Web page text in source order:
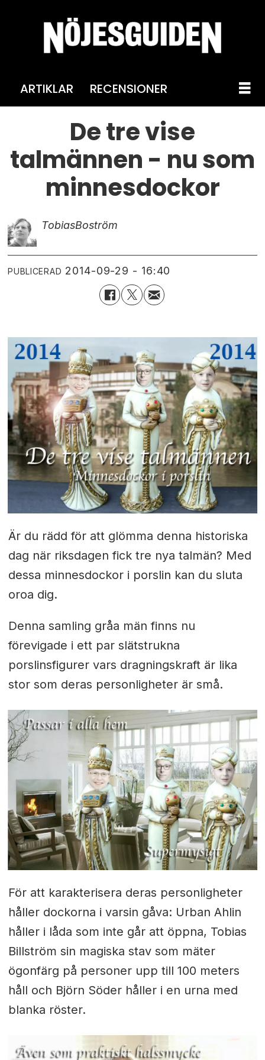
ARTIKLAR RECENSIONER
De tre vise
talmännen - nu som
minnesdockor
TobiasBoström
PUBLICERAD 2014-09-29 - 16:40
Är du rädd för att glömma denna historiska
dag när riksdagen fick tre nya talmän? Med
dessa minnesdockor i porslin kan du sluta
oroa dig.
Denna samling gråa män finns nu
förevigade i ett par slätstrukna
porslinsfigurer vars dragningskraft är lika
stor som deras personligheter är små.
För att karakterisera deras personligheter
håller dockorna i varsin gåva: Urban Ahlin
håller i låda som inte går att öppna, Tobias
Billström sin magiska stav som mäter
ögonfärg på personer upp till 100 meters
håll och Björn Söder håller i en urna med
blanka röster.